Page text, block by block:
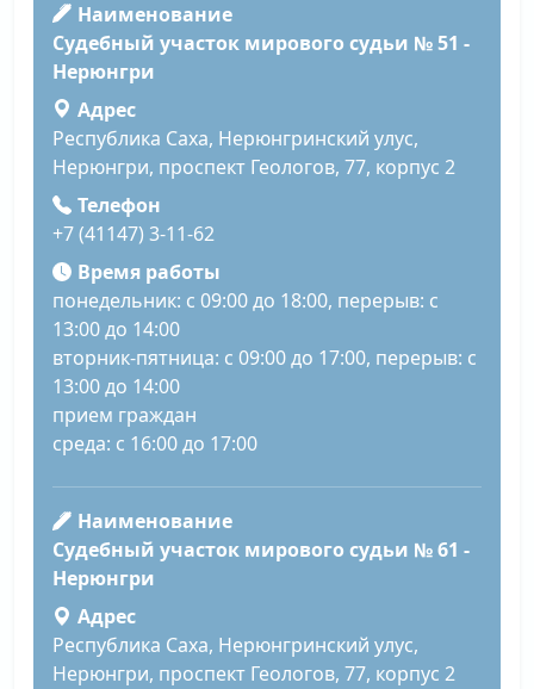
Наименование
Судебный участок мирового судьи № 51 -
Нерюнгри
Адрес
Республика Саха, Нерюнгринский улус,
Нерюнгри, проспект Геологов, 77, корпус 2
Телефон
+7 (41147) 3-11-62
Время работы
понедельник: с 09:00 до 18:00, перерыв: с
13:00 до 14:00
вторник-пятница: с 09:00 до 17:00, перерыв: с
13:00 до 14:00
прием граждан
среда: с 16:00 до 17:00
Наименование
Судебный участок мирового судьи № 61 -
Нерюнгри
Адрес
Республика Саха, Нерюнгринский улус,
Нерюнгри, проспект Геологов, 77, корпус 2